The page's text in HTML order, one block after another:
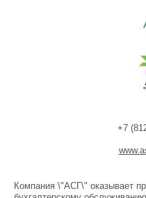
+7
Компания \"АСГ\" оказывает